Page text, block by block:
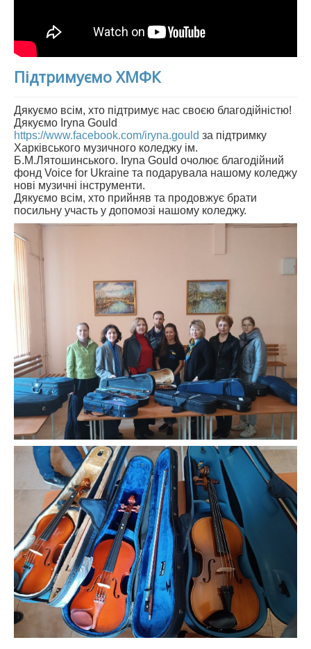
Підтримуємо ХМФК
Дякуємо всім, хто підтримує нас своєю благодійністю!
Дякуємо Iryna Gould
https://www.facebook.com/iryna.gould за підтримку
Харківського музичного коледжу ім.
Б.М.Лятошинського. Iryna Gould очолює благодійний
фонд Voice for Ukraine та подарувала нашому коледжу
нові музичні інструменти.
Дякуємо всім, хто прийняв та продовжує брати
посильну участь у допомозі нашому коледжу.